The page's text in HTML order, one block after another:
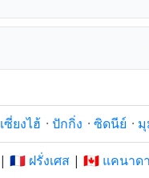
เซี่ยงไฮ้ · ปักกิ่ง · ซิดนีย์ ·
| 🇫🇷 ฝรั่งเศส | 🇨🇦 แคนาดา